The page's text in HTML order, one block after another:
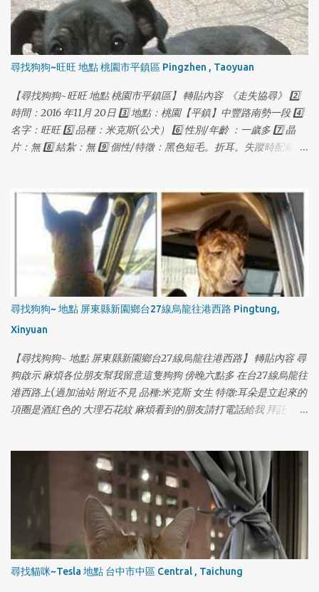
1
尋找狗狗~旺旺 地點 桃園市平鎮區 Pingzhen , Taoyuan
【尋找狗狗~旺旺 地點 桃園市平鎮區】 轉貼內容 《走失協尋》 2️⃣
時間：2016 年11月 20日 3️⃣ 地點：桃園【平鎮】中豐路南勢一段 4️⃣
名字：旺旺 5️⃣ 品種：米克斯(公犬） 6️⃣ 性別/年齡 ：一歲多 7️⃣ 晶
片：無 8️⃣ 結紮：無 9️⃣ 個性/特徵：黑色短毛。折耳。失蹤時配戴紅
尋找狗狗~ 地點 屏東縣新園鄉台27線烏龍往港西路 Pingtung,
Xinyuan
【尋找狗狗~ 地點 屏東縣新園鄉台27線烏龍往港西路】 轉貼內容 尋
狗啟示 麻煩各位朋友幫我留意這隻狗狗 傍晚六點多 在台27線烏龍往
港西路上(過加油站 附近不見 品種:米克斯 女生 特徵:耳朵是立起來的
項圈是酒紅色的 大理石花紋 麻煩看到的朋友請打電話給我 拜託
尋找貓咪~Tesla 地點 台中市中區 Central , Taichung